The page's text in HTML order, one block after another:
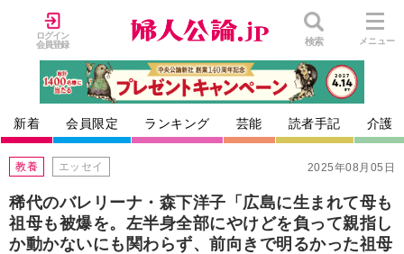
ログイン
会員登録
検索 メニュー
新着 会員限定 ランキング 芸能 読者手記 介護
2025年08月05日
教養 エッセイ
稀代のバレリーナ・森下洋子「広島に生まれて母も
祖母も被爆を。左半身全部にやけどを負って親指し
か動かないにも関わらず、前向きで明るかった祖母